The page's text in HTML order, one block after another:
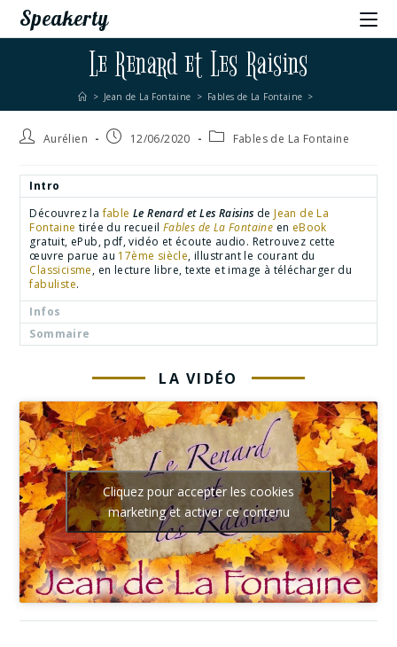
Speakerty
Le Renard et Les Raisins
> Jean de La Fontaine > Fables de La Fontaine >
Aurélien 12/06/2020 Fables de La Fontaine
Intro
Découvrez lafable Le Renard et Les Raisins deJean de La
Fontaine tirée du recueil Fables de La Fontaine en eBook
gratuit, ePub, pdf, vidéo et écoute audio. Retrouvez cette
œuvre parue au 17ème siècle, illustrant le courant du
Classicisme, en lecture libre, texte et image à télécharger du
fabuliste.
Infos
Sommaire
LA VIDÉO
Cliquez pour accepter les cookies
marketing et activer ce contenu